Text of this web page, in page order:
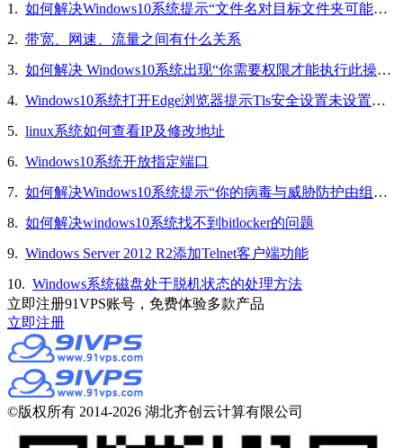
1. 如何解决Windows10系统提示“文件名对目标文件夹可能太长，你可以缩短文件名”的问题
2. 带宽、网速、流量之间有什么关系
3. 如何解决 Windows10系统出现“你需要权限才能执行此操作”的问题
4. Windows10系统打开Edge浏览器提示Tls安全设置未设置为默认设置的解决方法
5. linux系统如何查看IP及修改地址
6. Windows10系统开放指定端口
7. 如何解决Windows10系统提示“你的病毒与威胁防护由组织提供”的问题
8. 如何解决windows10系统找不到bitlocker的问题
9. Windows Server 2012 R2添加Telnet客户端功能
10. Windows系统磁盘处于脱机状态的处理方法
立即注册91VPS账号，免费体验多款产品
立即注册
©版权所有 2014-2026 湖北齐创云计算有限公司